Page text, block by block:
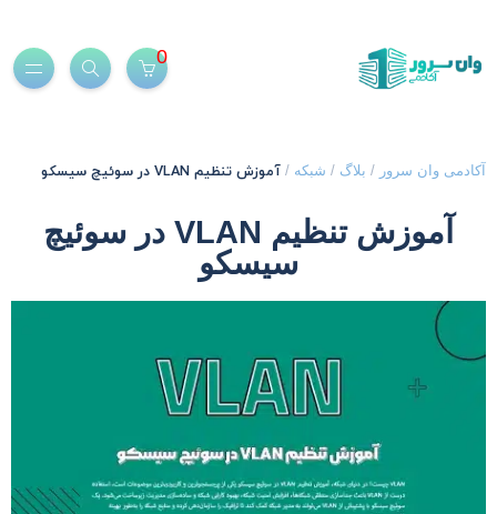
وان سرور / بلاگ/ شبکه/ آموزش تنظیم VLAN در سوئیچ سیسکو
آموزش تنظیم VLAN در سوئیچ
سیسکو